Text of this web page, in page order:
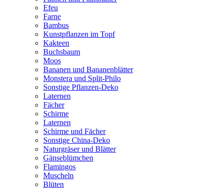
Efeu
Farne
Bambus
Kunstpflanzen im Topf
Kakteen
Buchsbaum
Moos
Bananen und Bananenblätter
Monstera und Split-Philo
Sonstige Pflanzen-Deko
Laternen
Fächer
Schirme
Laternen
Schirme und Fächer
Sonstige China-Deko
Naturgräser und Blätter
Gänseblümchen
Flamingos
Muscheln
Blüten